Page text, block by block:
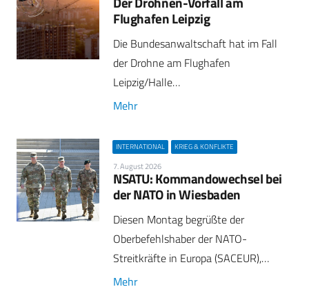
Flughafen Leipzig
Die Bundesanwaltschaft hat im Fall
der Drohne am Flughafen
Leipzig/Halle…
Mehr
INTERNATIONAL KRIEG & KONFLIKTE
7. August 2026
NSATU: Kommandowechsel bei
der NATO in Wiesbaden
Diesen Montag begrüßte der
Oberbefehlshaber der NATO-
Streitkräfte in Europa (SACEUR),…
Mehr